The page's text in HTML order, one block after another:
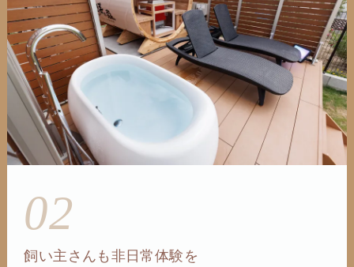
02
飼い主さんも非日常体験を